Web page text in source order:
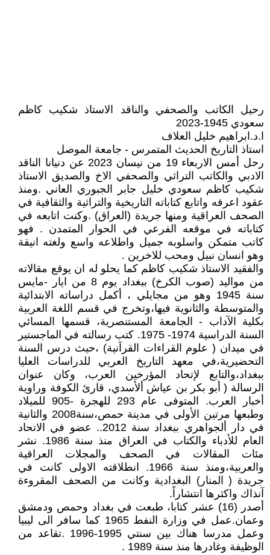
رحيل الكاتب والصحفي والناقد الاستاذ شكيب كاظم
سعودي 1945-2023
ا.د.ابراهيم خليل العلاف
استاذ التاريخ الحديث المتمرس - جامعة الموصل
رحل أمس الاربعاء 19 من نيسان 2023 عن دنيانا الناقد
الادبي والكاتب التراثي والصحفي الاخ والصديق الاستاذ
شكيب كاظم سعودي خليل جابر الجبوري العاني .ومنذ
عقود اعرفه واتابع كتاباته التاريخية والتراثية والثقافية في
الصحف العراقية ومنها جريدة (العراق) .وكنت اتابعه في
كتاباته في موقعه الفرعي في الحوار المتمدن . فهو
كاتب متمكن واسلوبه جميل واطلاعه واسع ولغته انيقة
وهو انسان نبيل ومحب للاخرين .
والفقيد الاستاذ شكيب كاظم كما يحلو له ان يوقع مقالاته
من مواليد (صوب الكرخ) ببغداد يوم 8 من ايار -مايس
سنة 1945 وهو من مجايلي ، أكمل دراساته الابتدائية
والمتوسطة والثانوية فيها،وتخرج في قسم اللغة العربية
بكلية الآداب - الجامعة المستنصرية، قسمها المسائي
السنة الدراسية 1974- 1975. كتب رسالته في الماجستير
في ميدان ( علوم القراءات القرآنية) ،حيث درس السنة
التحضيرية،في معهد التاريخ العربي للدراسات العليا
ببغداد،والتابع لإتحاد المؤرخين العرب، وكان عنوان
الرسالة ( أبو بكر بن عياش ألأسدي، قارئ الكوفة وراوية
أخبار العرب. المتوفى عام 293 للهجرة -905 للميلاد
وطبعها مرتين الأولى في مدينة حمص،سنة2008 والثانية
في دار ألجواهري ببغداد سنة 2012.. عضو في الاتحاد
العام للأدباء والكتاب في العراق منذ سنة 1986. نشر
مئات المقالات في الصحف والمجلات العراقية
والعربية،ومنذ سنة 1966. انطلاقته الاولى كانت في
جريدة ( المنار) البغدادية وكانت من الصحف المقروءة
آنذاك واكثرها انتشاراً.
أصدر (16) عشر كتابا، طبعت في بغداد وحمص ودمشق
وعمان.عمل في وزارة النفط 1965 كما سافر الى ليبيا
وعمل مدرسا هناك بين سنتي 1995-1996 .تقاعد من
الوظيفة وغادرها منذ سنة 1989 .